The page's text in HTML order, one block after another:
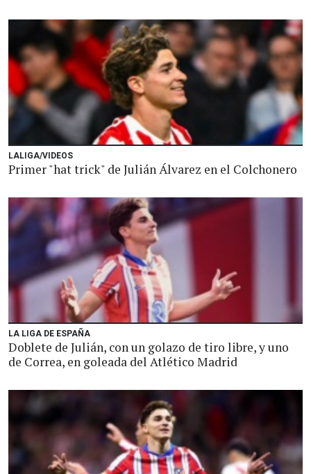
LALIGA/VIDEOS
Primer "hat trick" de Julián Álvarez en el Colchonero
LA LIGA DE ESPAÑA
Doblete de Julián, con un golazo de tiro libre, y uno
de Correa, en goleada del Atlético Madrid